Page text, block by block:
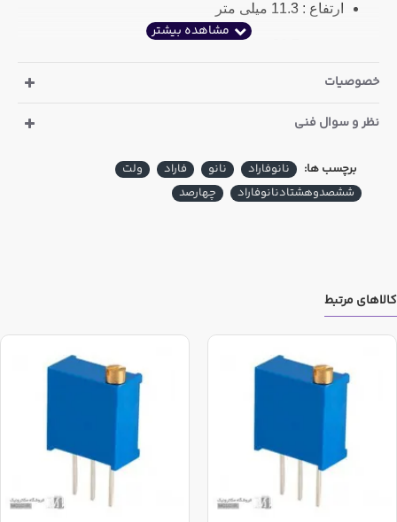
ارتفاع : 11.3 میلی متر
ضخامت : 5 میلی متر
فاصله پایه : 20 میلی متر
میلی متر
فاصله پایه : 14 میلی متر
این کالا در خریدهای عمده شامل تخفیف می باشد که مقدار این
تخفیف در ذیل قیمت درج گردیده است
خصوصیات
نظر و سوال فنی
برچسب ها: نانوفاراد نانو فاراد
ولت
ششصدوهشتادنانوفاراد
چهارصد
کالاهای مرتبط